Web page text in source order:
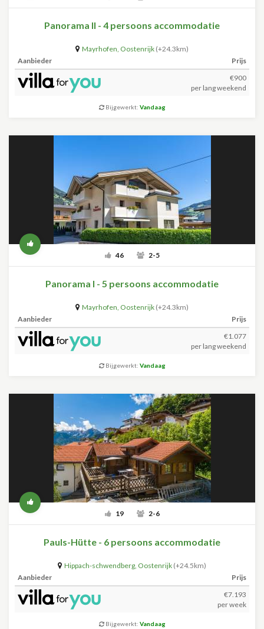
Panorama II - 4 persoons accommodatie
Mayrhofen, Oostenrijk (+24.3km)
Aanbieder
Prijs
€900
per lang weekend
Bijgewerkt: Vandaag
46 2-5
Panorama I - 5 persoons accommodatie
Mayrhofen, Oostenrijk (+24.3km)
Aanbieder
Prijs
€1.077
per lang weekend
Bijgewerkt: Vandaag
19 2-6
Pauls-Hütte - 6 persoons accommodatie
Hippach-schwendberg, Oostenrijk (+24.5km)
Aanbieder
Prijs
€7.193
per week
Bijgewerkt: Vandaag